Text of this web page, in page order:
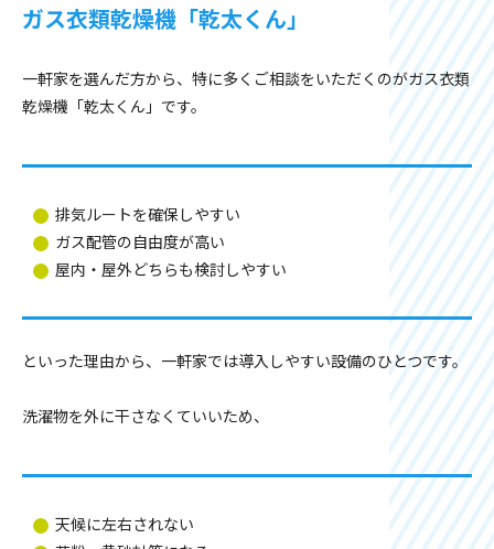
ガス衣類乾燥機「乾太くん」
一軒家を選んだ方から、特に多くご相談をいただくのがガス衣類
乾燥機「乾太くん」です。
排気ルートを確保しやすい
ガス配管の自由度が高い
屋内・屋外どちらも検討しやすい
といった理由から、一軒家では導入しやすい設備のひとつです。
洗濯物を外に干さなくていいため、
天候に左右されない